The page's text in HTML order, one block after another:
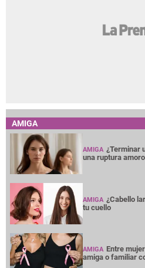
AMIGA
AMIGA ¿Terminar
una ruptura
AMIGA ¿Cabello
tu cuello
AMIGA Entre
amiga o familiar